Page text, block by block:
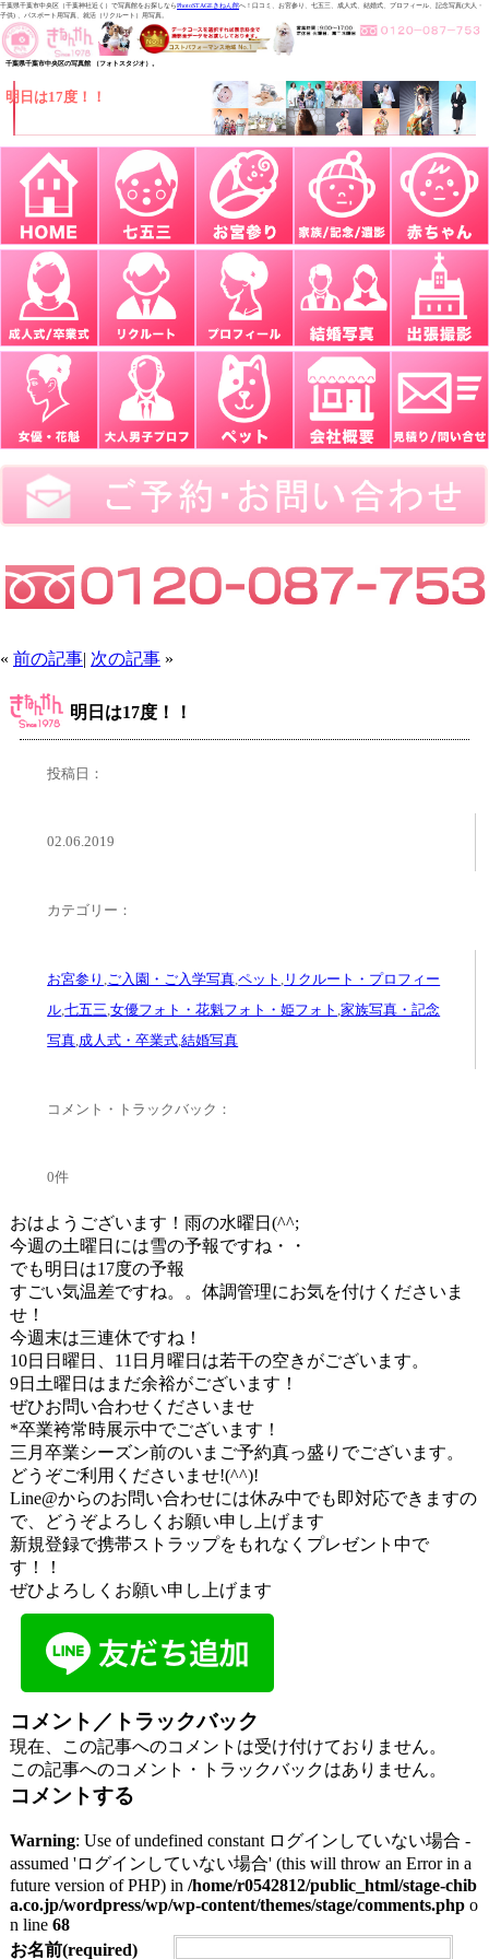
千葉県千葉市中央区（千葉神社近く）で写真館をお探しならPhotoSTAGEきねん館へ！口コミ、お宮参り、七五三、成人式、結婚式、プロフィール、記念写真(大人・
子供) 、パスポート用写真、就活（リクルート）用写真。
千葉県千葉市中央区の写真館 （フォトスタジオ）。
明日は17度！！
« 前の記事| 次の記事 »
明日は17度！！
投稿日：
02.06.2019
カテゴリー：
お宮参り ,ご入園・ご入学写真,ペット , リクルート・プロフィー
ル,七五三,女優フォト・花魁フォト・姫フォト ,家族写真・記念
写真,成人式・卒業式,結婚写真
コメント・トラックバック：
0件
おはようございます！雨の水曜日(^^;
今週の土曜日には雪の予報ですね・・
でも明日は17度の予報
すごい気温差ですね。。体調管理にお気を付けくださいま
せ！
今週末は三連休ですね！
10日日曜日、11日月曜日は若干の空きがございます。
9日土曜日はまだ余裕がございます！
ぜひお問い合わせくださいませ
*卒業袴常時展示中でございます！
三月卒業シーズン前のいまご予約真っ盛りでございます。
どうぞご利用くださいませ!(^^)!
Line@からのお問い合わせには休み中でも即対応できますの
で、どうぞよろしくお願い申し上げます
新規登録で携帯ストラップをもれなくプレゼント中で
す！！
ぜひよろしくお願い申し上げます
コメント／トラックバック
現在、この記事へのコメントは受け付けておりません。
この記事へのコメント・トラックバックはありません。
コメントする
Warning: Use of undefined constant ログインしていない場合 -
assumed 'ログインしていない場合' (this will throw an Error in a
future version of PHP) in /home/r0542812/public_html/stage-chib
a.co.jp/wordpress/wp/wp-content/themes/stage/comments.phpo
n line 68
お名前(required)